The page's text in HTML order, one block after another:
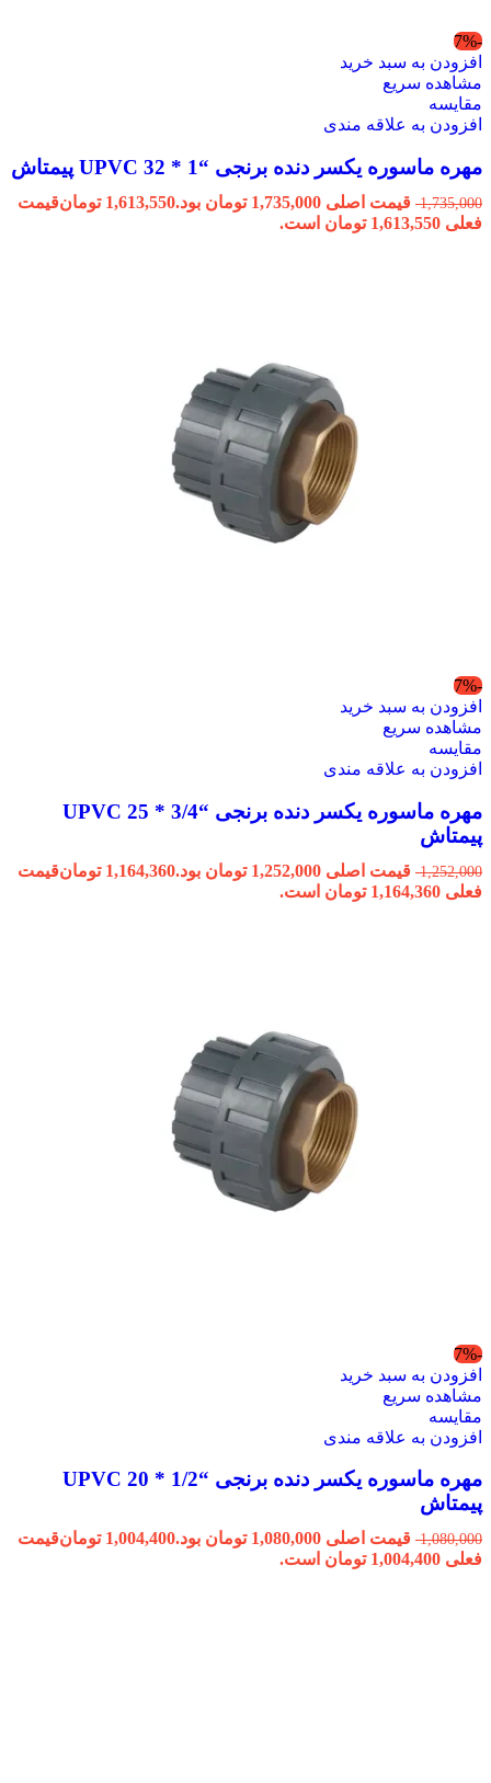
-7%
افزودن به سبد خرید
مشاهده سریع
مقایسه
افزودن به علاقه مندی
مهره ماسوره یکسر دنده برنجی “1 * 32 UPVC پیمتاش
1,735,000 قیمت اصلی 1,735,000 تومان بود. 1,613,550 تومانقیمت
فعلی 1,613,550 تومان است.
-7%
افزودن به سبد خرید
مشاهده سریع
مقایسه
افزودن به علاقه مندی
مهره ماسوره یکسر دنده برنجی “3/4 * 25 UPVC
پیمتاش
1,252,000 قیمت اصلی 1,252,000 تومان بود. 1,164,360 تومانقیمت
فعلی 1,164,360 تومان است.
-7%
افزودن به سبد خرید
مشاهده سریع
مقایسه
افزودن به علاقه مندی
مهره ماسوره یکسر دنده برنجی “1/2 * 20 UPVC
پیمتاش
1,080,000 قیمت اصلی 1,080,000 تومان بود. 1,004,400 تومانقیمت
فعلی 1,004,400 تومان است.